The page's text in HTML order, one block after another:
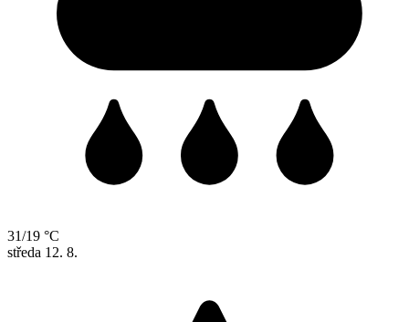
31/19 °C
středa 12. 8.